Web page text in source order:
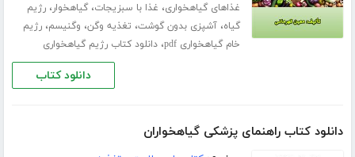
غذاهای گیاهخواری، غذا با سبزیجات،گیاهخوار،رژیم
گیاه،آشپزی بدون گوشت، تغذیه وگن، وگنیسم،رژیم
خام گیاهخواری pdf
،دانلود کتاب رژیم گیاهخواری
دانلود کتاب
دانلود کتاب راهنمای پزشکی گیاهخواران